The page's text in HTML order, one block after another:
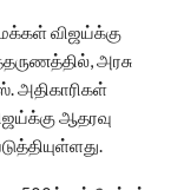
விஜய்க்கு
அரசு
அதிகாரிகள்
ஆதரவு